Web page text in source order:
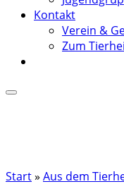
Kontakt
Verein &
Zum
Start» Aus dem